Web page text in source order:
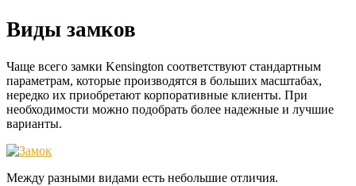
Виды замков
Чаще всего замки Kensington соответствуют стандартным
параметрам, которые производятся в больших масштабах,
нередко их приобретают корпоративные клиенты. При
необходимости можно подобрать более надежные и лучшие
варианты.
Между разными видами есть небольшие отличия.